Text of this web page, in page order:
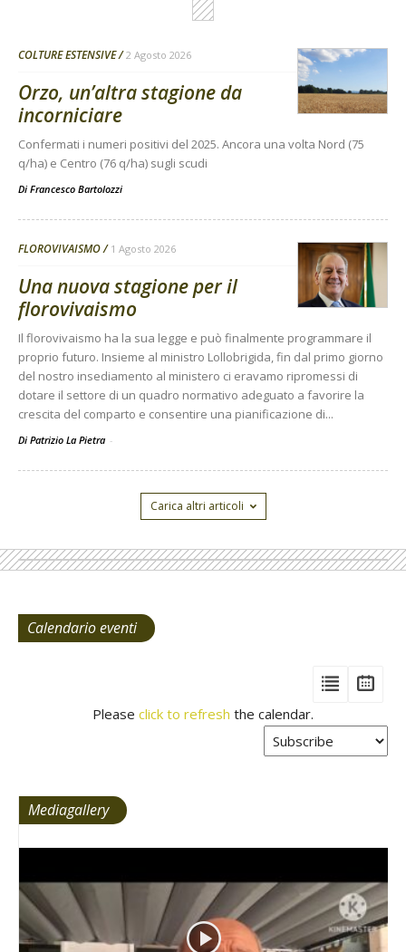
COLTURE ESTENSIVE 2 Agosto 2026
Orzo, un’altra stagione da
incorniciare
Confermati i numeri positivi del 2025. Ancora una volta Nord (75
q/ha) e Centro (76 q/ha) sugli scudi
Di Francesco Bartolozzi
FLOROVIVAISMO 1 Agosto 2026
Una nuova stagione per il
florovivaismo
Il florovivaismo ha la sua legge e può finalmente programmare il
proprio futuro. Insieme al ministro Lollobrigida, fin dal primo giorno
del nostro insediamento al ministero ci eravamo ripromessi di
dotare il settore di un quadro normativo adeguato a favorire la
crescita del comparto e consentire una pianificazione di...
Di Patrizio La Pietra -
Carica altri articoli
Calendario eventi
View
Please click to refresh the calendar.
Mediagallery